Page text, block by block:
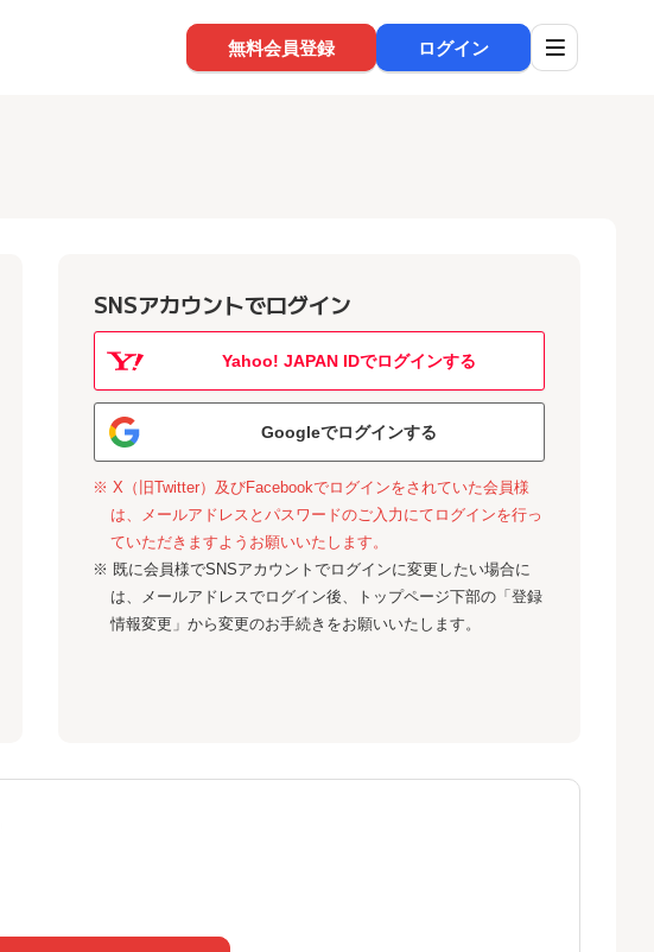
無料会員登録 ログイン
SNSアカウントでログイン
Yahoo! JAPAN IDでログインする
Googleでログインする
※ X（旧Twitter）及びFacebookでログインをされていた会員様
は、メールアドレスとパスワードのご入力にてログインを行っ
ていただきますようお願いいたします。
※ 既に会員様でSNSアカウントでログインに変更したい場合に
は、メールアドレスでログイン後、トップページ下部の「登録
情報変更」から変更のお手続きをお願いいたします。